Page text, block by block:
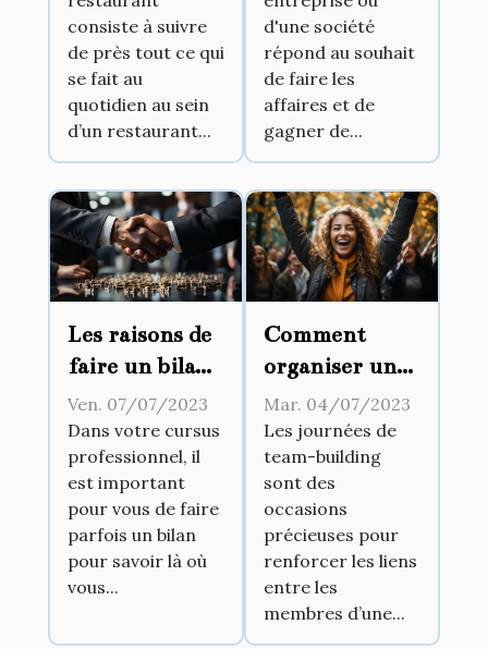
consiste à suivre
de près tout ce qui
se fait au
quotidien au sein
d’un restaurant...
d'une société
répond au souhait
de faire les
affaires et de
gagner de...
Les raisons de
faire un bilan
de
compétences
et comment le
faire
Ven. 07/07/2023
Dans votre cursus
professionnel, il
est important
pour vous de faire
parfois un bilan
pour savoir là où
vous...
Comment
organiser une
journée de
team-building
réussie ?
Mar. 04/07/2023
Les journées de
team-building
sont des
occasions
précieuses pour
renforcer les liens
entre les
membres d’une...